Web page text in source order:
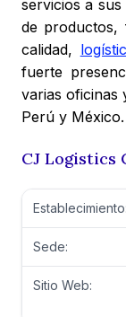
servicios a
de
calidad,
fuerte
varias oficinas
Perú y México.
CJ Logistics
Establecimiento:
Sede:
Sitio Web: